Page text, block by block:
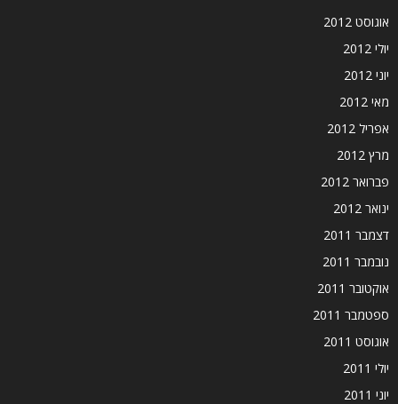
אוגוסט 2012
יולי 2012
יוני 2012
מאי 2012
אפריל 2012
מרץ 2012
פברואר 2012
ינואר 2012
דצמבר 2011
נובמבר 2011
אוקטובר 2011
ספטמבר 2011
אוגוסט 2011
יולי 2011
יוני 2011